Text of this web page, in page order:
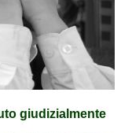
giudizialmente